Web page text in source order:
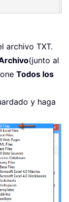
archivo TXT.
(junto al
Todos los
y haga